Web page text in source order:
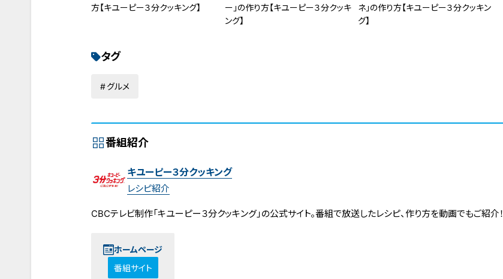
方【キユーピー３分クッキング】
ー」の作り方【キユーピー３分クッキ
ング】
ネ」の作り方【キユーピー３分クッキン
グ】
タグ
グルメ
番組紹介
キユーピー３分クッキング
レシピ紹介
CBCテレビ制作「キユーピー３分クッキング」の公式サイト。番組で放送したレシピ、作り方を動画でもご紹介！
ホームページ
番組サイト